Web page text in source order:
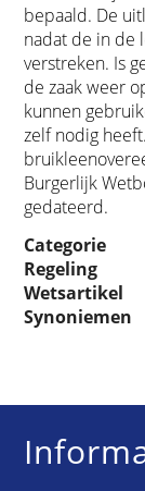
bepaald. De
nadat de in de
verstreken. Is
de zaak weer
kunnen
zelf nodig
Burgerlijk
gedateerd.
Categorie
Regeling
Wetsartikel
Synoniemen